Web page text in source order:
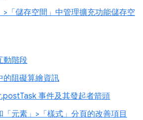
>「儲存空間」中管理擴充功能儲存空
動階段
的阻礙算繪資訊
事件及其發起者箭頭
「元素」>「樣式」分頁的改善項目